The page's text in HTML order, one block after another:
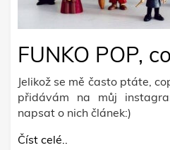
FUNKO POP,
Jelikož se mě často ptáte,
přidávám na můj
napsat o nich článek:)
Číst celé..